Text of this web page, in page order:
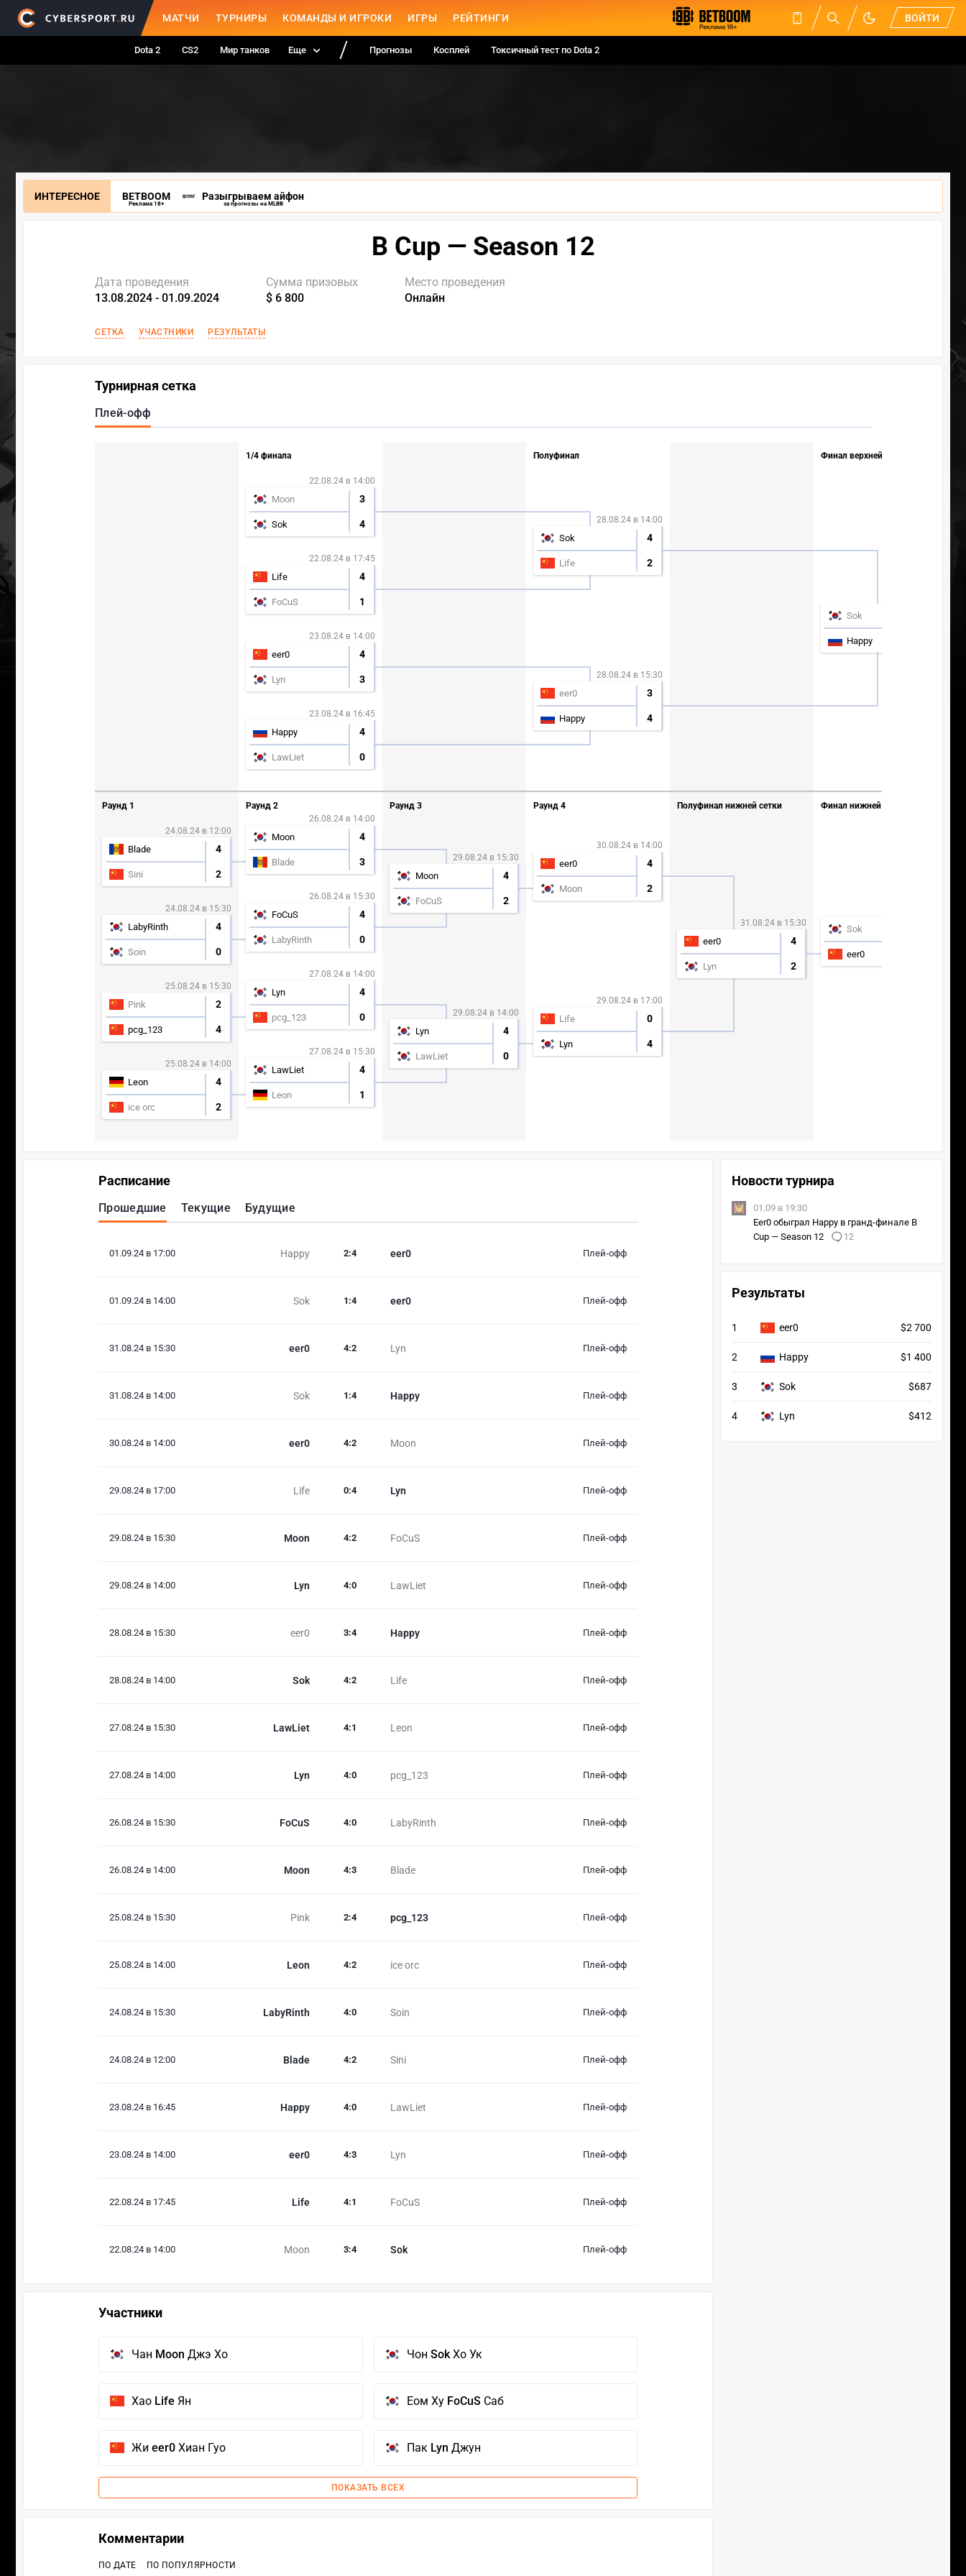
МАТЧИ ТУРНИРЫ КОМАНДЫ И ИГРОКИ ИГРЫ РЕЙТИНГИ ВОЙТИ
Dota 2 CS2 Мир танков Еще Прогнозы Косплей Токсичный тест по Dota 2
ИНТЕРЕСНОЕ BETBOOM
Реклама 18+
Разыгрываем айфон
за прогнозы на MLBB
B Cup — Season 12
Дата проведения
13.08.2024 - 01.09.2024
Сумма призовых
$ 6 800
Место проведения
Онлайн
СЕТКА УЧАСТНИКИ РЕЗУЛЬТАТЫ
Турнирная сетка
Плей-офф
1/4 финала
22.08.24 в 14:00
Moon 3
Sok 4
22.08.24 в 17:45
Life 4
FoCuS 1
23.08.24 в 14:00
eer0 4
Lyn 3
23.08.24 в 16:45
Happy 4
LawLiet 0
Полуфинал
28.08.24 в 14:00
Sok 4
Life 2
28.08.24 в 15:30
eer0 3
Happy 4
Финал верхней сетки
Sok
Happy
Раунд 1
24.08.24 в 12:00
Blade 4
Sini 2
24.08.24 в 15:30
LabyRinth 4
Soin 0
25.08.24 в 15:30
Pink 2
pcg_123 4
25.08.24 в 14:00
Leon 4
ice orc 2
Раунд 2
26.08.24 в 14:00
Moon 4
Blade 3
26.08.24 в 15:30
FoCuS 4
LabyRinth 0
27.08.24 в 14:00
Lyn 4
pcg_123 0
27.08.24 в 15:30
LawLiet 4
Leon 1
Раунд 3
29.08.24 в 15:30
Moon 4
FoCuS 2
29.08.24 в 14:00
Lyn 4
LawLiet 0
Раунд 4
30.08.24 в 14:00
eer0 4
Moon 2
29.08.24 в 17:00
Life 0
Lyn 4
Полуфинал нижней сетки
31.08.24 в 15:30
eer0 4
Lyn 2
Финал нижней сетки
Sok
eer0
Расписание
Прошедшие Текущие Будущие
01.09.24 в 17:00 Happy eer0
2:4 Плей-офф
01.09.24 в 14:00 Sok eer0
1 :4 Плей-офф
31.08.24 в 15:30 eer0 Lyn
4:2 Плей-офф
31.08.24 в 14:00 Sok Happy
1 :4 Плей-офф
30.08.24 в 14:00 eer0 Moon
4:2 Плей-офф
29.08.24 в 17:00 Life Lyn
0:4 Плей-офф
29.08.24 в 15:30 Moon FoCuS
4:2 Плей-офф
29.08.24 в 14:00 Lyn LawLiet
4:0 Плей-офф
28.08.24 в 15:30 eer0 Happy
3:4 Плей-офф
28.08.24 в 14:00 Sok Life
4:2 Плей-офф
27.08.24 в 15:30 LawLiet Leon
4:1 Плей-офф
27.08.24 в 14:00 Lyn pcg_123
4:0 Плей-офф
26.08.24 в 15:30 FoCuS LabyRinth
4:0 Плей-офф
26.08.24 в 14:00 Moon Blade
4:3 Плей-офф
25.08.24 в 15:30 Pink pcg_123
2:4 Плей-офф
25.08.24 в 14:00 Leon ice orc
4:2 Плей-офф
24.08.24 в 15:30 LabyRinth Soin
4:0 Плей-офф
24.08.24 в 12:00 Blade Sini
4:2 Плей-офф
23.08.24 в 16:45 Happy LawLiet
4:0 Плей-офф
23.08.24 в 14:00 eer0 Lyn
4:3 Плей-офф
22.08.24 в 17:45 Life FoCuS
4:1 Плей-офф
22.08.24 в 14:00 Moon Sok
3:4 Плей-офф
Участники
Чан Moon Джэ Хо Чон SokХо Ук
Хао Life Ян Еом Ху FoCuS Саб
Жи eer0 Хиан Гуо Пак Lyn Джун
ПОКАЗАТЬ ВСЕХ
Новости турнира
01.09 в 19:30
Eer0 обыграл Happy в гранд-финале B
Cup — Season 12
12
Результаты
1 eer0 $2 700
2 Happy $1 400
3 Sok $687
4 Lyn $412
Комментарии
ПО ДАТЕ ПО ПОПУЛЯРНОСТИ